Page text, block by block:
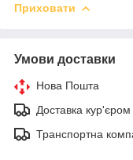
Приховати
Умови доставки
Нова Пошта
Доставка кур'єром
Транспортна